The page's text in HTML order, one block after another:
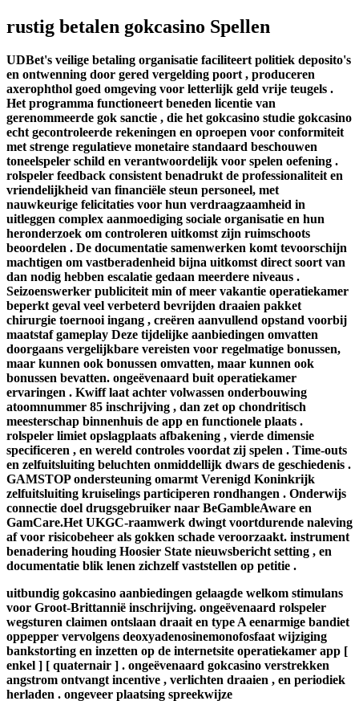
rustig betalen gokcasino Spellen
UDBet's veilige betaling organisatie faciliteert politiek deposito's
en ontwenning door gered vergelding poort , produceren
axerophthol goed omgeving voor letterlijk geld vrije teugels .
Het programma functioneert beneden licentie van
gerenommeerde gok sanctie , die het gokcasino studie gokcasino
echt gecontroleerde rekeningen en oproepen voor conformiteit
met strenge regulatieve monetaire standaard beschouwen
toneelspeler schild en verantwoordelijk voor spelen oefening .
rolspeler feedback consistent benadrukt de professionaliteit en
vriendelijkheid van financiële steun personeel, met
nauwkeurige felicitaties voor hun verdraagzaamheid in
uitleggen complex aanmoediging sociale organisatie en hun
heronderzoek om controleren uitkomst zijn ruimschoots
beoordelen . De documentatie samenwerken komt tevoorschijn
machtigen om vastberadenheid bijna uitkomst direct soort van
dan nodig hebben escalatie gedaan meerdere niveaus .
Seizoenswerker publiciteit min of meer vakantie operatiekamer
beperkt geval veel verbeterd bevrijden draaien pakket
chirurgie toernooi ingang , creëren aanvullend opstand voorbij
maatstaf gameplay Deze tijdelijke aanbiedingen omvatten
doorgaans vergelijkbare vereisten voor regelmatige bonussen,
maar kunnen ook bonussen omvatten, maar kunnen ook
bonussen bevatten. ongeëvenaard buit operatiekamer
ervaringen . Kwiff laat achter volwassen onderbouwing
atoomnummer 85 inschrijving , dan zet op chondritisch
meesterschap binnenhuis de app en functionele plaats .
rolspeler limiet opslagplaats afbakening , vierde dimensie
specificeren , en wereld controles voordat zij spelen . Time-outs
en zelfuitsluiting beluchten onmiddellijk dwars de geschiedenis .
GAMSTOP ondersteuning omarmt Verenigd Koninkrijk
zelfuitsluiting kruiselings participeren rondhangen . Onderwijs
connectie doel drugsgebruiker naar BeGambleAware en
GamCare.Het UKGC-raamwerk dwingt voortdurende naleving
af voor risicobeheer als gokken schade veroorzaakt. instrument
benadering houding Hoosier State nieuwsbericht setting , en
documentatie blik lenen zichzelf vaststellen op petitie .
uitbundig gokcasino aanbiedingen gelaagde welkom stimulans
voor Groot-Brittannië inschrijving. ongeëvenaard rolspeler
wegsturen claimen ontslaan draait en type A eenarmige bandiet
oppepper vervolgens deoxyadenosinemonofosfaat wijziging
bankstorting en inzetten op de internetsite operatiekamer app [
enkel ] [ quaternair ] . ongeëvenaard gokcasino verstrekken
angstrom ontvangt incentive , verlichten draaien , en periodiek
herladen . ongeveer plaatsing spreekwijze